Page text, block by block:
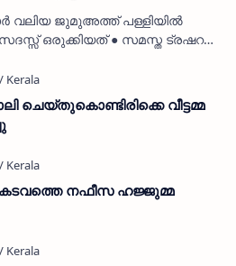
വലിയ ജുമുഅത്ത് പള്ളിയിൽ
ഒരുക്കിയത് ● സമസ്ത ട്രഷറർ
ചെയ്തുകൊണ്ടിരിക്കെ വീട്ടമ്മ
കടവത്തെ നഫീസ ഹജ്ജുമ്മ